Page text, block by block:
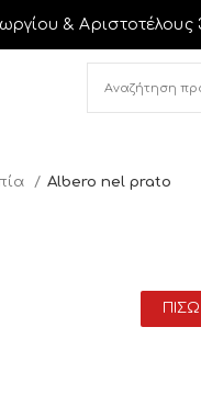
& Αριστοτέλους
Albero nel prato